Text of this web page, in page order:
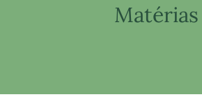
Matérias